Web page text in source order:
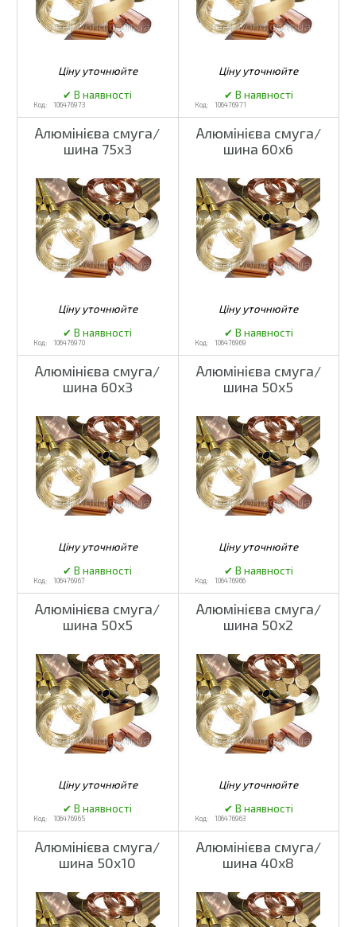
106476973 106476971
Алюмінієва смуга/
шина 75x3
106476970
Алюмінієва смуга/
шина 60x6
106476969
Алюмінієва смуга/
шина 60x3
106476967
Алюмінієва смуга/
шина 50x5
106476966
Алюмінієва смуга/
шина 50x5
106476965
Алюмінієва смуга/
шина 50x2
106476963
Алюмінієва смуга/
шина 50x10
Алюмінієва смуга/
шина 40x8